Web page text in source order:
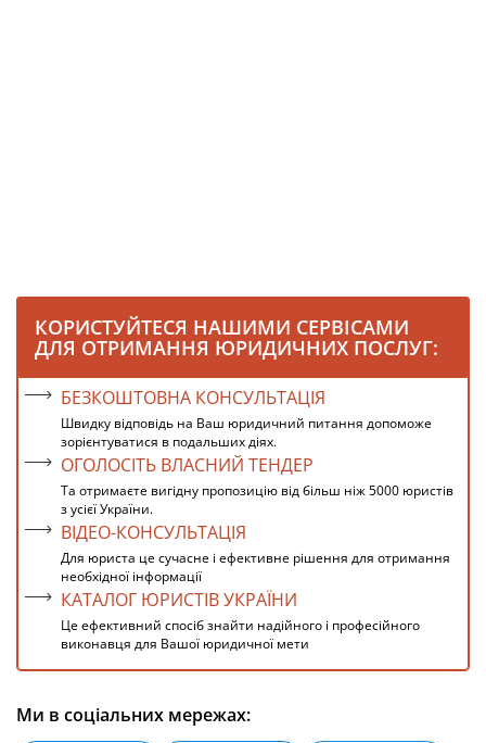
КОРИСТУЙТЕСЯ НАШИМИ СЕРВІСАМИ
ДЛЯ ОТРИМАННЯ ЮРИДИЧНИХ ПОСЛУГ:
БЕЗКОШТОВНА КОНСУЛЬТАЦІЯ
Швидку відповідь на Ваш юридичний питання допоможе
зорієнтуватися в подальших діях.
ОГОЛОСІТЬ ВЛАСНИЙ ТЕНДЕР
Та отримаєте вигідну пропозицію від більш ніж 5000 юристів
з усієї України.
ВІДЕО-КОНСУЛЬТАЦІЯ
Для юриста це сучасне і ефективне рішення для отримання
необхідної інформації
КАТАЛОГ ЮРИСТІВ УКРАЇНИ
Це ефективний спосіб знайти надійного і професійного
виконавця для Вашої юридичної мети
Ми в соціальних мережах: